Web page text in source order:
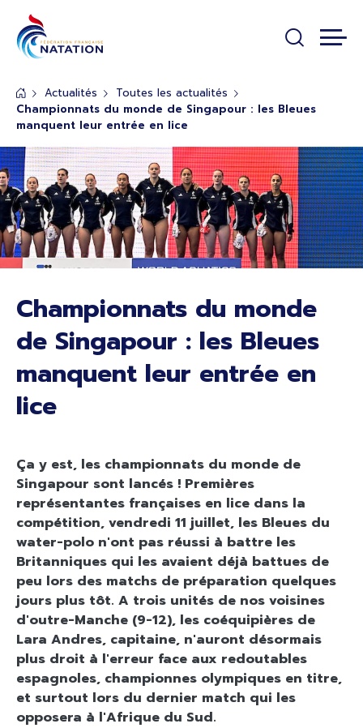
Actualités
Toutes les actualités
Championnats du monde de Singapour : les Bleues
manquent leur entrée en lice
Championnats du monde
de Singapour : les Bleues
manquent leur entrée en
lice
Ça y est, les championnats du monde de
Singapour sont lancés ! Premières
représentantes françaises en lice dans la
compétition, vendredi 11 juillet, les Bleues du
water-polo n'ont pas réussi à battre les
Britanniques qui les avaient déjà battues de
peu lors des matchs de préparation quelques
jours plus tôt. A trois unités de nos voisines
d'outre-Manche (9-12), les coéquipières de
Lara Andres, capitaine, n'auront désormais
plus droit à l'erreur face aux redoutables
espagnoles, championnes olympiques en titre,
et surtout lors du dernier match qui les
opposera à l'Afrique du Sud.
Panneau de gestion des cookies